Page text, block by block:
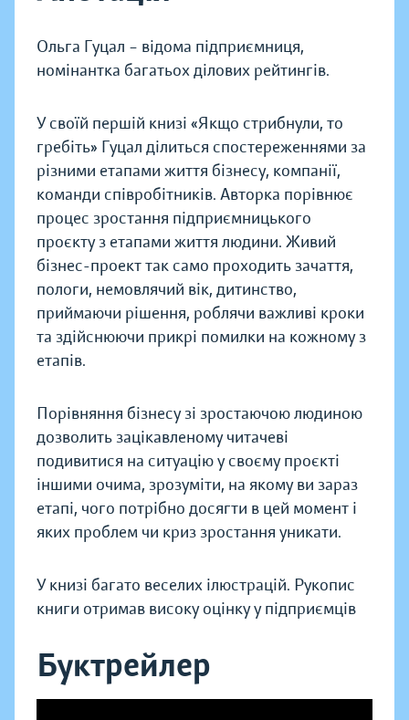
Ольга Гуцал – відома підприємниця,
номінантка багатьох ділових рейтингів.
У своїй першій книзі «Якщо стрибнули, то
гребіть» Гуцал ділиться спостереженнями за
різними етапами життя бізнесу, компанії,
команди співробітників. Авторка порівнює
процес зростання підприємницького
проєкту з етапами життя людини. Живий
бізнес-проект так само проходить зачаття,
пологи, немовлячий вік, дитинство,
приймаючи рішення, роблячи важливі кроки
та здійснюючи прикрі помилки на кожному з
етапів.
Порівняння бізнесу зі зростаючою людиною
дозволить зацікавленому читачеві
подивитися на ситуацію у своєму проєкті
іншими очима, зрозуміти, на якому ви зараз
етапі, чого потрібно досягти в цей момент і
яких проблем чи криз зростання уникати.
У книзі багато веселих ілюстрацій. Рукопис
книги отримав високу оцінку у підприємців
Буктрейлер